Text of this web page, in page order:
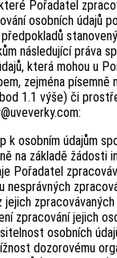
Pořadatel
osobních údajů
následující práva
která mohou u
zejména písemně
1.1 výše) či
k osobním údajům
na základě žádosti
Pořadatel
nesprávných
jejich
zpracování jejich
osobních
dozorovému